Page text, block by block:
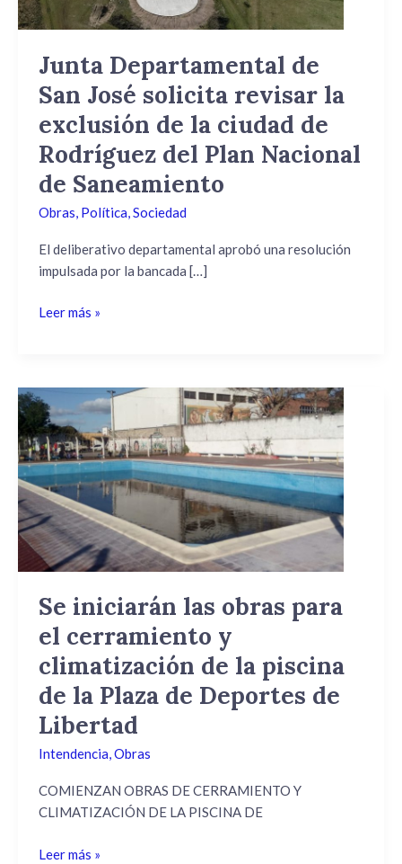
Junta Departamental de
San José solicita revisar la
exclusión de la ciudad de
Rodríguez del Plan Nacional
de Saneamiento
Obras, Política,Sociedad
El deliberativo departamental aprobó una resolución
impulsada por la bancada […]
la
exclusión
la
ciudad
Rodríguez
del
Plan
de
Saneamiento
Leer más »
Se iniciarán las obras para
el cerramiento y
climatización de la piscina
de la Plaza de Deportes de
Libertad
Intendencia,Obras
COMIENZAN OBRAS DE CERRAMIENTO Y
CLIMATIZACIÓN DE LA PISCINA DE
Se
iniciarán
las
obras
para
cerramiento
y
climatización
la
piscina
la
Plaza
de
Libertad
Leer más »